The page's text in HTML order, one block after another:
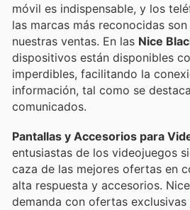
móvil es indispensable, y los
las marcas más reconocidas
nuestras ventas. En las Nice
dispositivos están disponibles
imperdibles, facilitando la
información, tal como se
comunicados.
Pantallas y Accesorios para
entusiastas de los videojuegos
caza de las mejores ofertas en
alta respuesta y accesorios.
demanda con ofertas